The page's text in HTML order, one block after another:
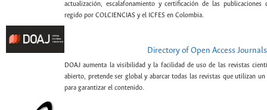
actualización, escalafonamiento y certificación de las publicaciones
regido por COLCIENCIAS y el ICFES en Colombia.
Directory of Open Access Journals
DOAJ aumenta la visibilidad y la facilidad de uso de las revistas
abierto, pretende ser global y abarcar todas las revistas que utilizan
para garantizar el contenido.